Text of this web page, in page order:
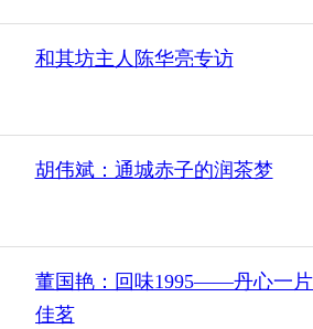
和其坊主人陈华亮专访
胡伟斌：通城赤子的润茶梦
董国艳：回味1995——丹心一
佳茗